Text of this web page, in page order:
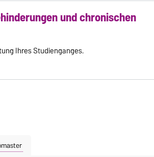
und chronischen
Ihres Studienganges.